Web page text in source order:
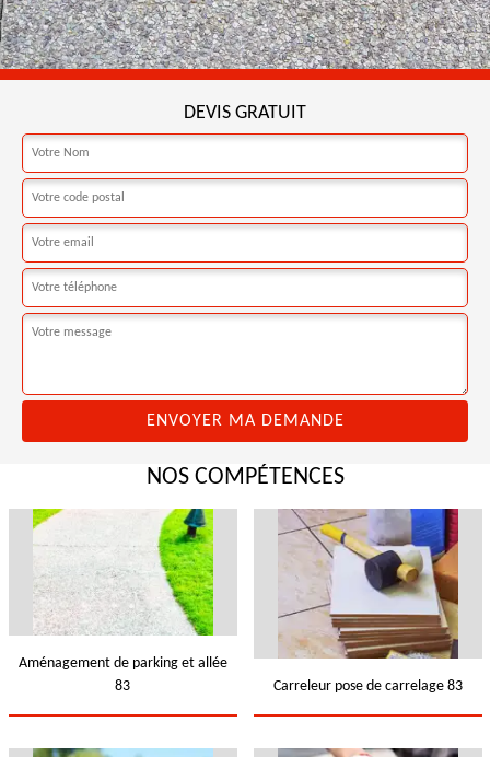
DEVIS GRATUIT
NOS COMPÉTENCES
Aménagement de parking et allée
83
Carreleur pose de carrelage 83